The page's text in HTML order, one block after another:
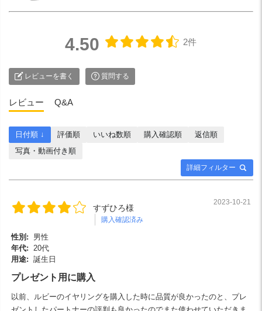
4.50 2件
レビューを書く 質問する
レビュー Q&A
詳細フィルター
日付順 ↓ 評価順 いいね数順 購入確認順
返信順
写真・動画付き順
すずひろ様
購入確認済み
2023-10-21
性別:
男性
年代:
20代
用途: 誕生日
プレゼント用に購入
以前、ルビーのイヤリングを購入した時に品質が良かったのと、プレ